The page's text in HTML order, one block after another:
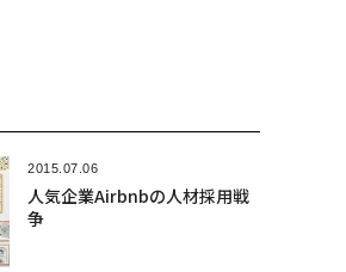
2015.07.06
人気企業Airbnbの人材採用戦
争